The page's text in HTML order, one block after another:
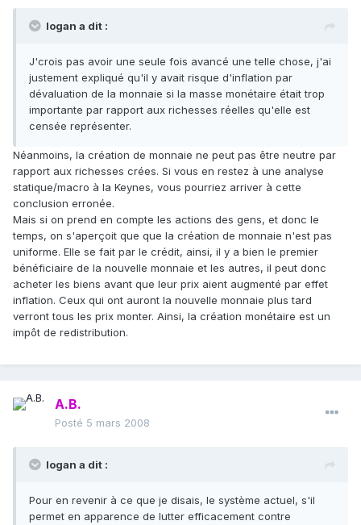
logan a dit :
J'crois pas avoir une seule fois avancé une telle chose, j'ai
justement expliqué qu'il y avait risque d'inflation par
dévaluation de la monnaie si la masse monétaire était trop
importante par rapport aux richesses réelles qu'elle est
censée représenter.
Néanmoins, la création de monnaie ne peut pas être neutre par
rapport aux richesses crées. Si vous en restez à une analyse
statique/macro à la Keynes, vous pourriez arriver à cette
conclusion erronée.
Mais si on prend en compte les actions des gens, et donc le
temps, on s'aperçoit que que la création de monnaie n'est pas
uniforme. Elle se fait par le crédit, ainsi, il y a bien le premier
bénéficiaire de la nouvelle monnaie et les autres, il peut donc
acheter les biens avant que leur prix aient augmenté par effet
inflation. Ceux qui ont auront la nouvelle monnaie plus tard
verront tous les prix monter. Ainsi, la création monétaire est un
impôt de redistribution.
A.B.
Posté 5 mars 2008
logan a dit :
Pour en revenir à ce que je disais, le système actuel, s'il
permet en apparence de lutter efficacement contre